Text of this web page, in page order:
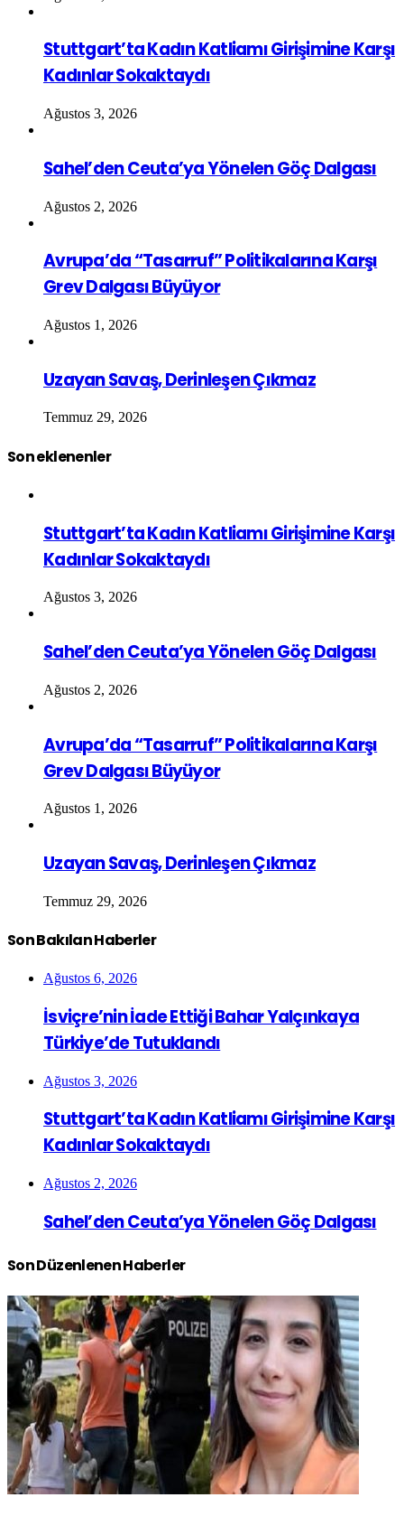
Stuttgart’ta Kadın Katliamı Girişimine Karşı
Kadınlar Sokaktaydı
Ağustos 3, 2026
Sahel’den Ceuta’ya Yönelen Göç Dalgası
Ağustos 2, 2026
Avrupa’da “Tasarruf” Politikalarına Karşı
Grev Dalgası Büyüyor
Ağustos 1, 2026
Uzayan Savaş, Derinleşen Çıkmaz
Temmuz 29, 2026
Son eklenenler
Stuttgart’ta Kadın Katliamı Girişimine Karşı
Kadınlar Sokaktaydı
Ağustos 3, 2026
Sahel’den Ceuta’ya Yönelen Göç Dalgası
Ağustos 2, 2026
Avrupa’da “Tasarruf” Politikalarına Karşı
Grev Dalgası Büyüyor
Ağustos 1, 2026
Uzayan Savaş, Derinleşen Çıkmaz
Temmuz 29, 2026
Son Bakılan Haberler
Ağustos 6, 2026
İsviçre’nin İade Ettiği Bahar Yalçınkaya
Türkiye’de Tutuklandı
Ağustos 3, 2026
Stuttgart’ta Kadın Katliamı Girişimine Karşı
Kadınlar Sokaktaydı
Ağustos 2, 2026
Sahel’den Ceuta’ya Yönelen Göç Dalgası
Son Düzenlenen Haberler